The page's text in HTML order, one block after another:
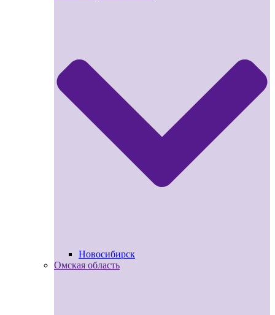
Новосибирск
Омская область